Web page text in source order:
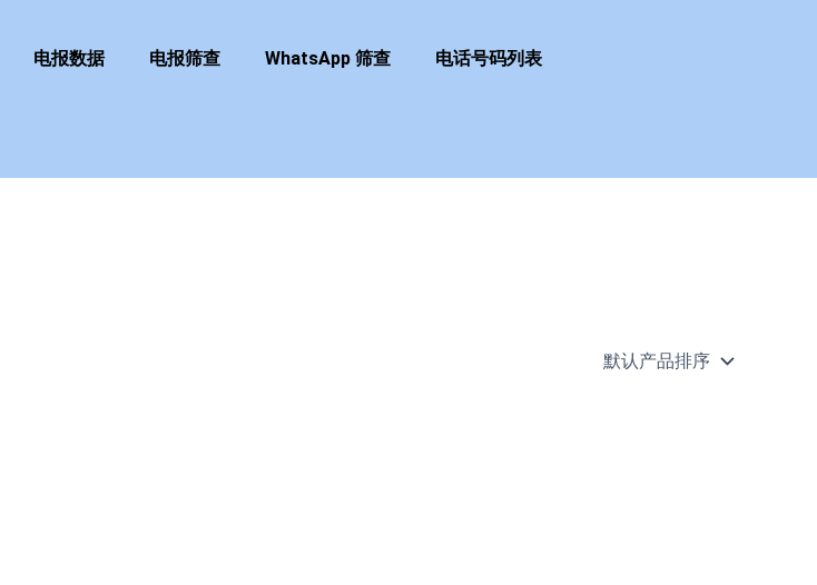
电报数据 电报筛查 WhatsApp 筛查 电话号码列表